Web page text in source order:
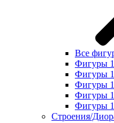
Все
Фигуры
Фигуры
Фигуры
Фигуры
Фигуры
Строения/